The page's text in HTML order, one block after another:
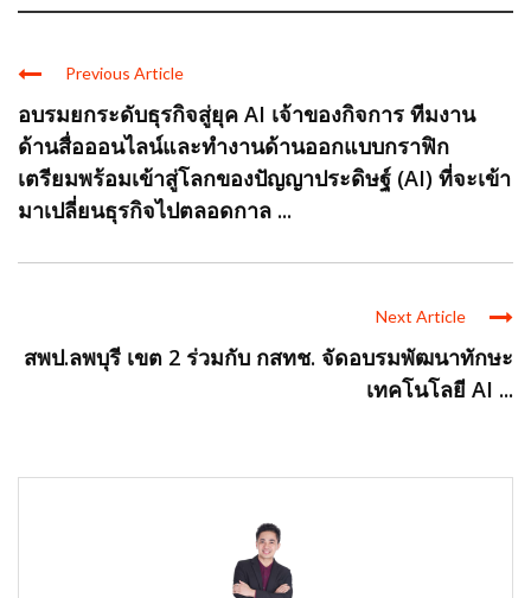
Previous Article
อบรมยกระดับธุรกิจสู่ยุค AI เจ้าของกิจการ ทีมงาน
ด้านสื่อออนไลน์และทำงานด้านออกแบบกราฟิก
เตรียมพร้อมเข้าสู่โลกของปัญญาประดิษฐ์ (AI) ที่จะเข้า
มาเปลี่ยนธุรกิจไปตลอดกาล ...
Next Article
สพป.ลพบุรี เขต 2 ร่วมกับ กสทช. จัดอบรมพัฒนาทักษะ
เทคโนโลยี AI ...